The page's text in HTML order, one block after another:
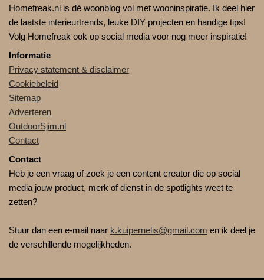
Homefreak.nl is dé woonblog vol met wooninspiratie. Ik deel hier
de laatste interieurtrends, leuke DIY projecten en handige tips!
Volg Homefreak ook op social media voor nog meer inspiratie!
Informatie
Privacy statement & disclaimer
Cookiebeleid
Sitemap
Adverteren
OutdoorSjim.nl
Contact
Contact
Heb je een vraag of zoek je een content creator die op social
media jouw product, merk of dienst in de spotlights weet te
zetten?
Stuur dan een e-mail naar k.kuipernelis@gmail.com en ik deel je
de verschillende mogelijkheden.